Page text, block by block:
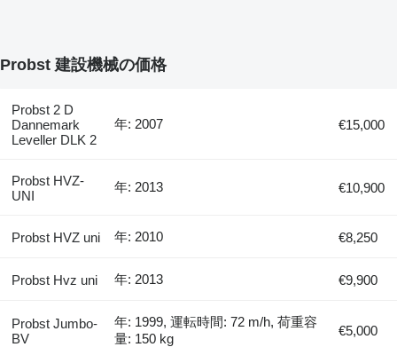
Probst 建設機械の価格
Probst 2 D
Dannemark
Leveller DLK 2
年: 2007 €15,000
Probst HVZ-
UNI
年: 2013 €10,900
Probst HVZ uni 年: 2010 €8,250
Probst Hvz uni 年: 2013 €9,900
Probst Jumbo-
BV
年: 1999, 運転時間: 72 m/h, 荷重容
量: 150 kg
€5,000